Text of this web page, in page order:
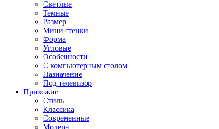
Светлые
Темные
Размер
Мини стенки
Форма
Угловые
Особенности
С компьютерным столом
Назначение
Под телевизор
Прихожие
Стиль
Классика
Современные
Модерн